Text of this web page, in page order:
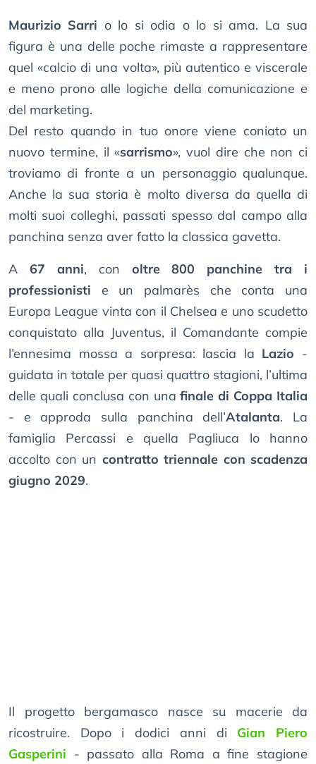
Maurizio Sarri o lo si odia o lo si ama. La sua
figura è una delle poche rimaste a rappresentare
quel «calcio di una volta», più autentico e viscerale
e meno prono alle logiche della comunicazione e
del marketing.
Del resto quando in tuo onore viene coniato un
nuovo termine, il «sarrismo», vuol dire che non ci
troviamo di fronte a un personaggio qualunque.
Anche la sua storia è molto diversa da quella di
molti suoi colleghi, passati spesso dal campo alla
panchina senza aver fatto la classica gavetta.
A 67 anni, con oltre 800 panchine tra i
professionisti e un palmarès che conta una
Europa League vinta con il Chelsea e uno scudetto
conquistato alla Juventus, il Comandante compie
l’ennesima mossa a sorpresa: lascia la Lazio -
guidata in totale per quasi quattro stagioni, l’ultima
delle quali conclusa con unafinale di Coppa Italia
- e approda sulla panchina dell’Atalanta. La
famiglia Percassi e quella Pagliuca lo hanno
accolto con un contratto triennale con scadenza
giugno 2029.
Il progetto bergamasco nasce su macerie da
ricostruire. Dopo i dodici anni di Gian Piero
Gasperini - passato alla Roma a fine stagione